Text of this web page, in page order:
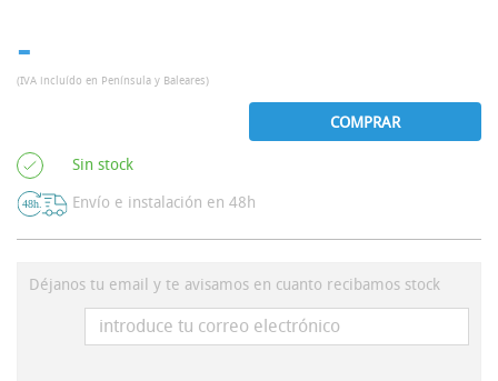
-
(IVA incluído en Península y Baleares)
COMPRAR
Sin stock
Envío e instalación en 48h
Déjanos tu email y te avisamos en cuanto recibamos stock